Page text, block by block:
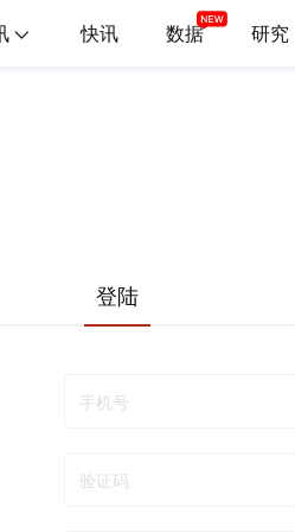
快讯 数据 研究
登陆